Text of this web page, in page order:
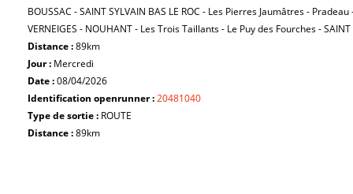
BOUSSAC - SAINT SYLVAIN BAS LE ROC - Les Pierres Jaumâtres -
VERNEIGES - NOUHANT - Les Trois Taillants - Le Puy des Fourches -
Distance :89km
Jour : Mercredi
Date :08/04/2026
Identification openrunner :20481040
Type de sortie : ROUTE
Distance :89km